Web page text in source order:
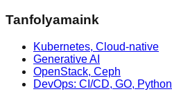
Tanfolyamaink
Kubernetes, Cloud-native
Generative AI
OpenStack, Ceph
DevOps: CI/CD, GO, Python